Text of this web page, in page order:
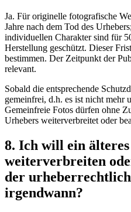
Ja. Für originelle fotografische
Jahre nach dem Tod des
individuellen Charakter sind für
Herstellung geschützt. Dieser
bestimmen. Der Zeitpunkt der
relevant.
Sobald die entsprechende
gemeinfrei, d.h. es ist nicht mehr
Gemeinfreie Fotos dürfen ohne
Urhebers weiterverbreitet oder
8. Ich will ein
weiterverbreiten
der
irgendwann?